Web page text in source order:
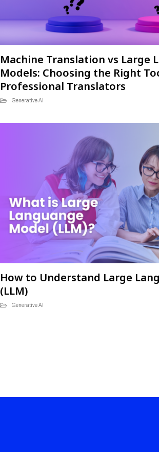
Machine Translation vs Large
Models: Choosing the Right
Professional Translators
Generative AI
How to Understand Large
(LLM)
Generative AI